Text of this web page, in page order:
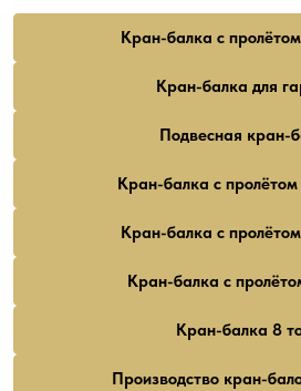
Кран-балка с
Кран-балка для
Подвесная кран-
Кран-балка с
Кран-балка с
Кран-балка с
Кран-балка 8
Производство кран-